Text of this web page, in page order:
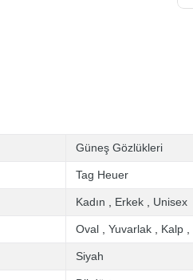
Güneş Gözlükleri
Tag Heuer
Kadın Erkek Unisex
Oval Yuvarlak Kalp
Siyah